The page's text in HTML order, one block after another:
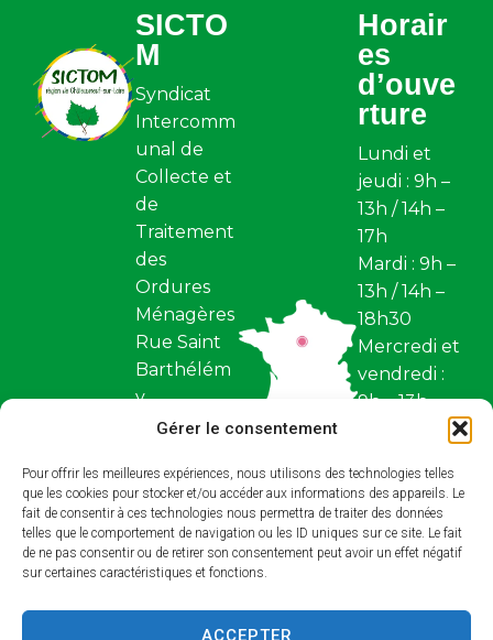
Gérer le consentement
Pour offrir les meilleures expériences, nous utilisons des technologies telles
que les cookies pour stocker et/ou accéder aux informations des appareils. Le
fait de consentir à ces technologies nous permettra de traiter des données
telles que le comportement de navigation ou les ID uniques sur ce site. Le fait
de ne pas consentir ou de retirer son consentement peut avoir un effet négatif
sur certaines caractéristiques et fonctions.
ACCEPTER
SICTO
M
Syndicat
Intercomm
unal de
Collecte et
de
Traitement
des
Ordures
Ménagères
Rue Saint
Barthélém
y
Z.I. Saint
y BP 97
45110,
Châteaune
uf-sur-
Horair
es
d’ouve
rture
Lundi et
jeudi : 9h –
13h / 14h –
17h
Mardi : 9h –
13h / 14h –
18h30
Mercredi et
vendredi :
9h – 13h
dimanche
Restez
conne